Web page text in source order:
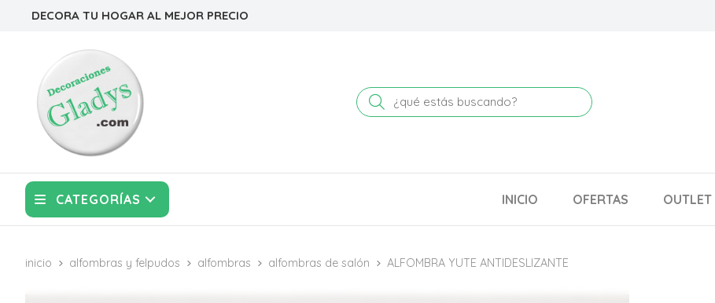
DECORA TU HOGAR AL MEJOR PRECIO
Buscar
CATEGORÍAS INICIO OFERTAS OUTLET
inicio alfombras y felpudos alfombras alfombras de salón ALFOMBRA YUTE ANTIDESLIZANTE